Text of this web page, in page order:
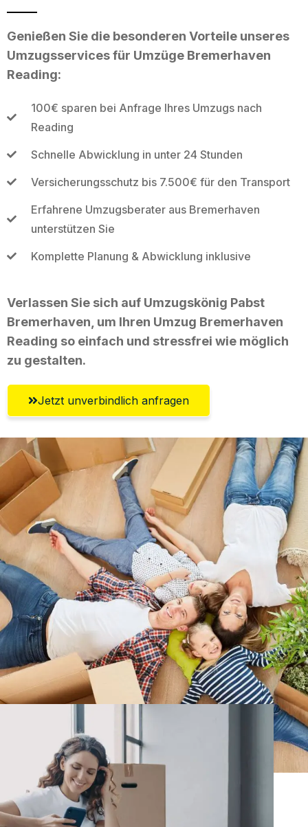
Genießen Sie die besonderen Vorteile unseres
Umzugsservices für Umzüge Bremerhaven
Reading:
100€ sparen bei Anfrage Ihres Umzugs nach
Reading
Schnelle Abwicklung in unter 24 Stunden
Versicherungsschutz bis 7.500€ für den Transport
Erfahrene Umzugsberater aus Bremerhaven
unterstützen Sie
Komplette Planung & Abwicklung inklusive
Verlassen Sie sich auf Umzugskönig Pabst
Bremerhaven, um Ihren Umzug Bremerhaven
Reading so einfach und stressfrei wie möglich
zu gestalten.
Jetzt unverbindlich anfragen